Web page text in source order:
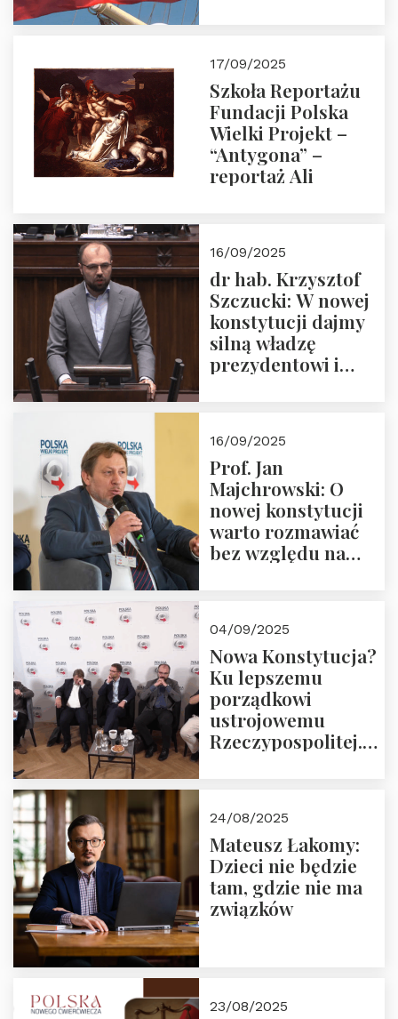
17/09/2025
Szkoła Reportażu
Fundacji Polska
Wielki Projekt –
“Antygona” –
reportaż Ali
16/09/2025
dr hab. Krzysztof
Szczucki: W nowej
konstytucji dajmy
silną władzę
prezydentowi i
16/09/2025
Prof. Jan
Majchrowski: O
nowej konstytucji
warto rozmawiać
bez względu na
04/09/2025
Nowa Konstytucja?
Ku lepszemu
porządkowi
ustrojowemu
Rzeczypospolitej.
24/08/2025
Mateusz Łakomy:
Dzieci nie będzie
tam, gdzie nie ma
związków
23/08/2025